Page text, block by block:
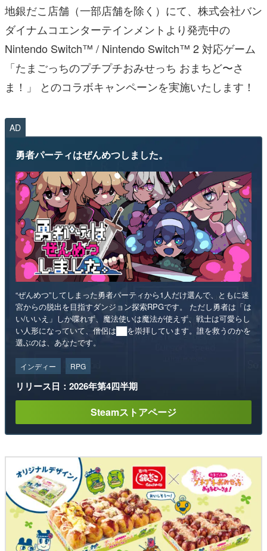
地銀だこ店舗（一部店舗を除く）にて、株式会社バン
ダイナムコエンターテインメントより発売中の
Nintendo Switch™ / Nintendo Switch™ 2 対応ゲーム
「たまごっちのプチプチおみせっち おまちど〜さ
ま！」 とのコラボキャンペーンを実施いたします！
AD
勇者パーティはぜんめつしました。
“ぜんめつ”してしまった勇者パーティから1人だけ選んで、ともに迷
宮からの脱出を目指すダンジョン探索RPGです。 ただし勇者は「は
い/いいえ」しか喋れず、魔法使いは魔法が使えず、戦士は可愛らし
い人形になっていて、僧侶は██を崇拝しています。誰を救うのかを
選ぶのは、あなたです。
インディー RPG
リリース日：2026年第4四半期
Steamストアページ